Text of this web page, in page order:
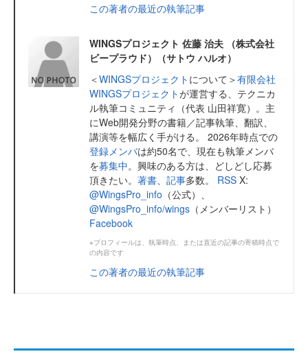
この著者の最近の執筆記事
WINGSプロジェクト 佐藤 治夫 （株式会社
ビープラウド）（サトウ ハルオ）
＜WINGSプロジェクト について＞有限会社
WINGSプロジェクトが運営する、テクニカ
ル執筆コミュニティ（代表 山田祥寛）。主
にWeb開発分野の書籍／記事執筆、翻訳、
講演等を幅広く手がける。 2026年時点での
登録メンバは約50名で、現在も執筆メンバ
を募集中。興味のある方は、どしどし応募
頂きたい。 著書 記事多数。 RSS X:
@WingsPro_info （公式）、
@WingsPro_info/wings （メンバーリスト）
Facebook
※プロフィールは、執筆時点、または直近の記事の寄稿時点で
の内容です
この著者の最近の執筆記事